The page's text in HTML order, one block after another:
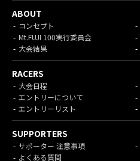
ABOUT
コンセプト
Mt.FUJI 100実行委員会
大会結果
RACERS
大会日程
エントリーについて
エントリーリスト
SUPPORTERS
サポーター 注意事項
よくある質問